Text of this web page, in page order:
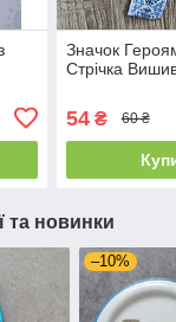
Значок
Стрічка
54₴ 60 ₴
та новинки
–10%